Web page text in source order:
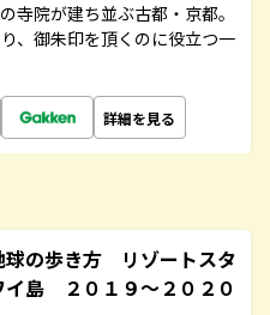
寺院が建ち並ぶ古都・京都。
、御朱印を頂くのに役立つ一
詳細を見る
の歩き方 リゾートスタ
島 ２０１９～２０２０